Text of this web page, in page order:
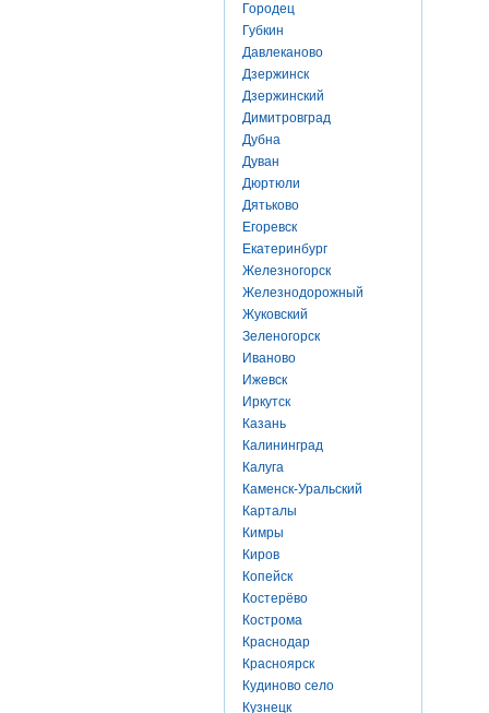
Городец
Губкин
Давлеканово
Дзержинск
Дзержинский
Димитровград
Дубна
Дуван
Дюртюли
Дятьково
Егоревск
Екатеринбург
Железногорск
Железнодорожный
Жуковский
Зеленогорск
Иваново
Ижевск
Иркутск
Казань
Калининград
Калуга
Каменск-Уральский
Карталы
Кимры
Киров
Копейск
Костерёво
Кострома
Краснодар
Красноярск
Кудиново село
Кузнецк